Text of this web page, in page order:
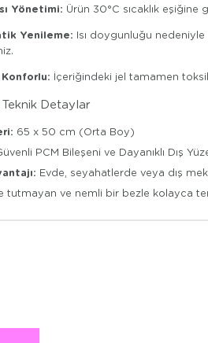
Yönetimi: Ürün 30°C sıcaklık eşiğine
Yenileme: Isı doygunluğu
İçeriğindeki jel tamamen
Detaylar
65 x 50 cm (Orta Boy)
PCM Bileşeni ve Dayanıklı Dış
Evde, seyahatlerde veya dış
tutmayan ve nemli bir bezle kolayca